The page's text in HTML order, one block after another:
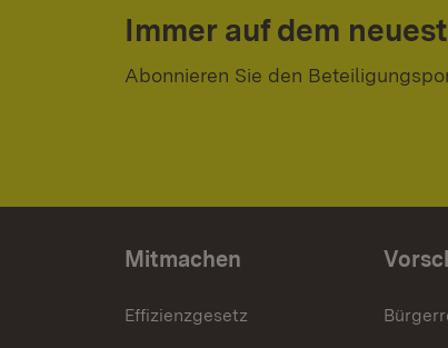
Immer auf dem
Abonnieren Sie den
Mitmachen
Effizienzgesetz